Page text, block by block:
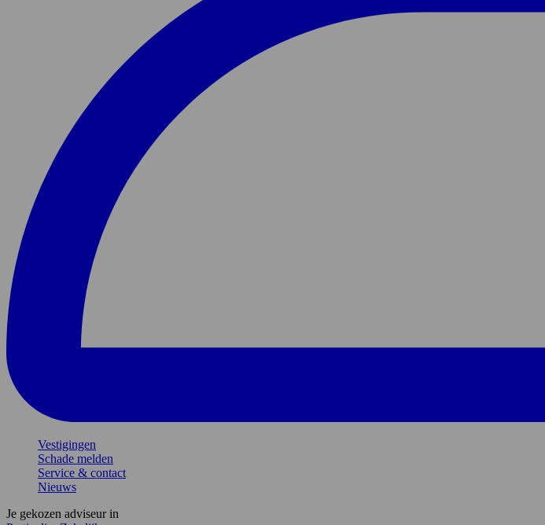
Vestigingen
Schade melden
Service & contact
Nieuws
Je gekozen adviseur in